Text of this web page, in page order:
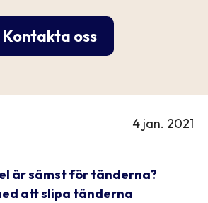
Kontakta oss
4 jan. 2021
är sämst för tänderna?
att slipa tänderna